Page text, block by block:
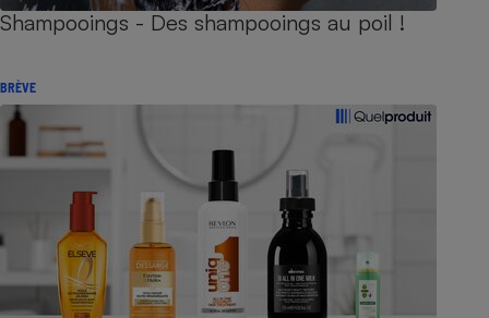
Shampooings - Des shampooings au poil !
BRÈVE